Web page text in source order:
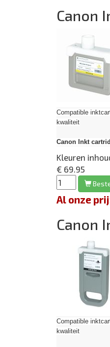
Canon
Compatible
kwaliteit
Canon Inkt
Kleuren
€ 69.95
Al onze
Canon
Compatible
kwaliteit